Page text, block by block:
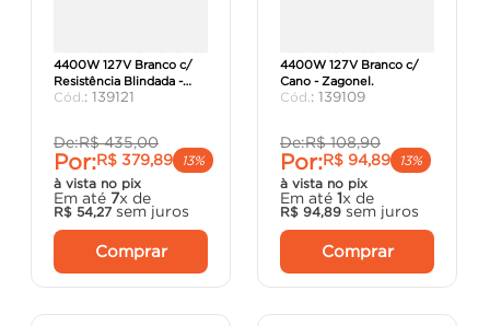
4400W 127V Branco c/
Resistência Blindada -
Zagonel.
: 139121
De:R$ 435,00
Por:R$ 379,89
13%
à vista no pix
Em até 7x de
R$ 54,27 sem juros
Comprar
4400W 127V Branco c/
Cano - Zagonel.
: 139109
De:R$ 108,90
Por:R$ 94,89
13%
à vista no pix
Em até 1x de
R$ 94,89 sem juros
Comprar